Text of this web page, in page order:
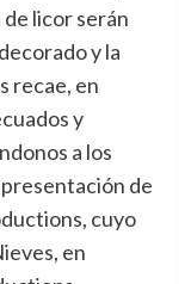
licor serán
y la
recae, en
y
a los
de
cuyo
en